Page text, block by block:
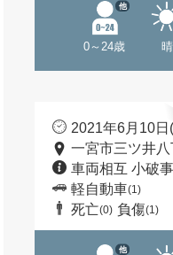
0～24歳
他
晴
2021年6月10日
一宮市三ツ井
車両相互 小破
軽自動車(1)
死亡(0) 負傷(1)
他